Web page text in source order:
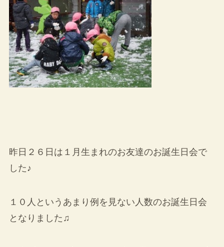
昨日２６日は１月生まれのお友達のお誕生日会で
した♪
１０人というあまり例を見ない人数のお誕生日会
となりました♫